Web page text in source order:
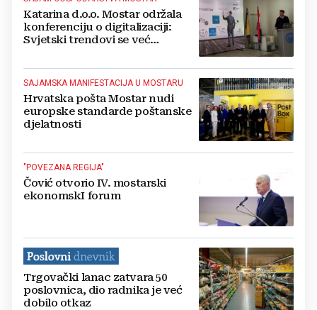
Katarina d.o.o. Mostar održala
konferenciju o digitalizaciji:
Svjetski trendovi se već
SAJAMSKA MANIFESTACIJA U MOSTARU
Hrvatska pošta Mostar nudi
europske standarde poštanske
djelatnosti
"POVEZANA REGIJA"
Čović otvorio IV. mostarski
ekonomskI forum
Trgovački lanac zatvara 50
poslovnica, dio radnika je već
dobilo otkaz